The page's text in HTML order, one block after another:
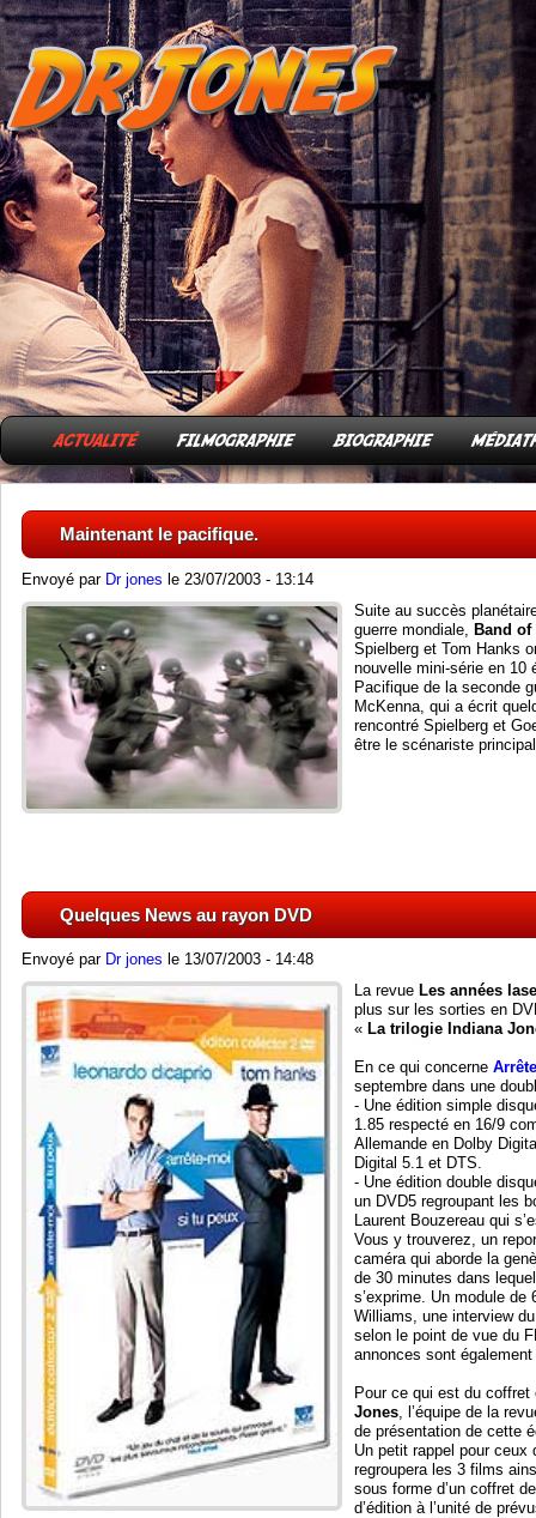
Maintenant le pacifique.
Envoyé par Dr jones le 23/07/2003 - 13:14
Suite au succès
guerre mondiale, Band of
Spielberg et Tom Hanks
nouvelle mini-série en 10
Pacifique de la seconde
McKenna, qui a écrit
rencontré Spielberg et
être le scénariste
Quelques News au rayon DVD
Envoyé par Dr jones le 13/07/2003 - 14:48
La revue Les années
plus sur les sorties en
« La trilogie Indiana
En ce qui concerne
septembre dans une
- Une édition simple
1.85 respecté en 16/9
Allemande en Dolby
Digital 5.1 et DTS.
- Une édition double
un DVD5 regroupant les
Laurent Bouzereau qui
Vous y trouverez, un
caméra qui aborde la
de 30 minutes dans
s’exprime. Un module
Williams, une interview
selon le point de vue du
annonces sont
Pour ce qui est du
Jones, l’équipe de la
de présentation de cette
Un petit rappel pour
regroupera les 3 films
sous forme d’un coffret
d’édition à l’unité de